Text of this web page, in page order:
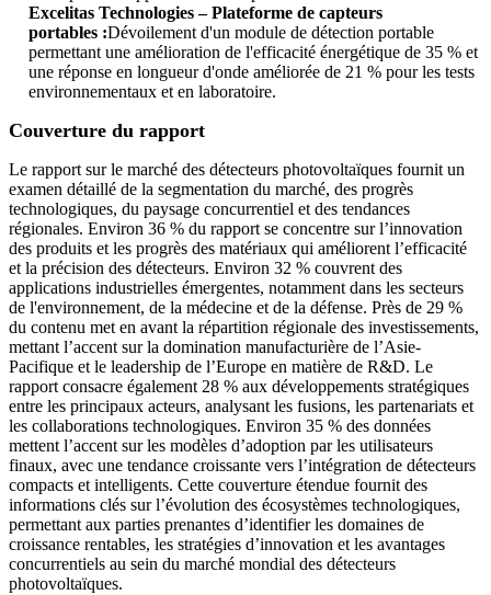
Excelitas Technologies – Plateforme de capteurs
portables :Dévoilement d'un module de détection portable
permettant une amélioration de l'efficacité énergétique de 35 % et
une réponse en longueur d'onde améliorée de 21 % pour les tests
environnementaux et en laboratoire.
Couverture du rapport
Le rapport sur le marché des détecteurs photovoltaïques fournit un
examen détaillé de la segmentation du marché, des progrès
technologiques, du paysage concurrentiel et des tendances
régionales. Environ 36 % du rapport se concentre sur l’innovation
des produits et les progrès des matériaux qui améliorent l’efficacité
et la précision des détecteurs. Environ 32 % couvrent des
applications industrielles émergentes, notamment dans les secteurs
de l'environnement, de la médecine et de la défense. Près de 29 %
du contenu met en avant la répartition régionale des investissements,
mettant l’accent sur la domination manufacturière de l’Asie-
Pacifique et le leadership de l’Europe en matière de R&D. Le
rapport consacre également 28 % aux développements stratégiques
entre les principaux acteurs, analysant les fusions, les partenariats et
les collaborations technologiques. Environ 35 % des données
mettent l’accent sur les modèles d’adoption par les utilisateurs
finaux, avec une tendance croissante vers l’intégration de détecteurs
compacts et intelligents. Cette couverture étendue fournit des
informations clés sur l’évolution des écosystèmes technologiques,
permettant aux parties prenantes d’identifier les domaines de
croissance rentables, les stratégies d’innovation et les avantages
concurrentiels au sein du marché mondial des détecteurs
photovoltaïques.